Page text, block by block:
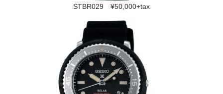
STBR029 ¥50,000+tax